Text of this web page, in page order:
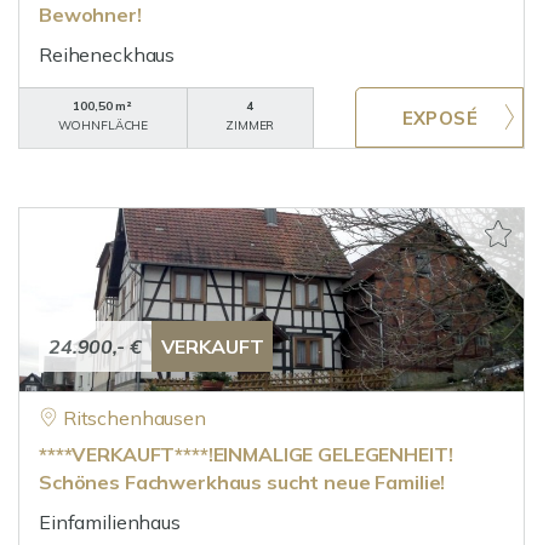
Bewohner!
Reiheneckhaus
100,50 m²
WOHNFLÄCHE
4
ZIMMER
24.900,- € VERKAUFT
Ritschenhausen
****VERKAUFT****!EINMALIGE GELEGENHEIT!
Schönes Fachwerkhaus sucht neue Familie!
Einfamilienhaus